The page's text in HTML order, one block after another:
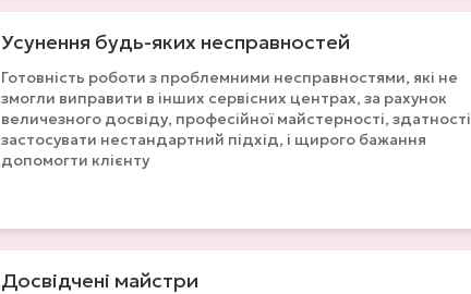
Усунення будь-яких несправностей
Готовність роботи з проблемними несправностями, які не
змогли виправити в інших сервісних центрах, за рахунок
величезного досвіду, професійної майстерності, здатності
застосувати нестандартний підхід, і щирого бажання
допомогти клієнту
Досвідчені майстри